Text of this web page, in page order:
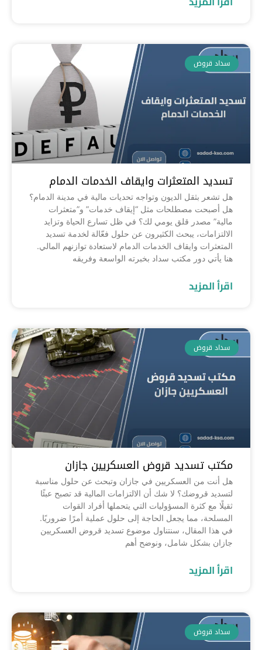
سداد قروض
تسديد المتعثرات وايقاف الخدمات الدمام
هل تشعر بثقل الديون وتواجه تحديات مالية في مدينة الدمام؟
هل أصبحت مصطلحات مثل “إيقاف خدمات” و”متعثرات
مالية” مصدر قلق يومي لك؟ في ظل تسارع الحياة وتزايد
الالتزامات، يبحث الكثيرون عن حلول فعّالة لخدمة تسديد
المتعثرات وايقاف الخدمات الدمام لاستعادة توازنهم المالي.
هنا يأتي دور مكتب سداد بخبرته الواسعة وفريقه
اقرأ المزيد
سداد قروض
مكتب تسديد قروض العسكريين جازان
هل أنت من العسكريين في جازان وتبحث عن حلول مناسبة
لتسديد قروضك؟ لا شك أن الالتزامات المالية قد تصبح عبئًا
ثقيلًا مع كثرة المسؤوليات التي يتحملها أفراد القوات
المسلحة، مما يجعل الحاجة إلى حلول عملية أمرًا ضروريًا.
في هذا المقال، سنتناول موضوع تسديد قروض العسكريين
جازان بشكل شامل، ونوضح أهم
اقرأ المزيد
سداد قروض